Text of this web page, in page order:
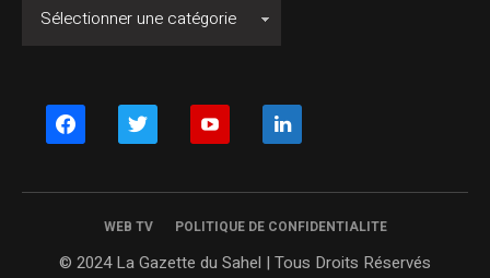
facebook twitter youtube linkedin
WEB TV POLITIQUE DE CONFIDENTIALITE
© 2024 La Gazette du Sahel | Tous Droits Réservés